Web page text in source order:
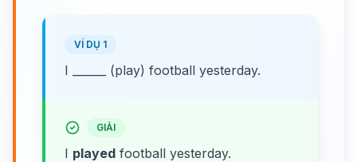
VÍ DỤ 1
I ______ (play) football yesterday.
GIẢI
I played football yesterday.